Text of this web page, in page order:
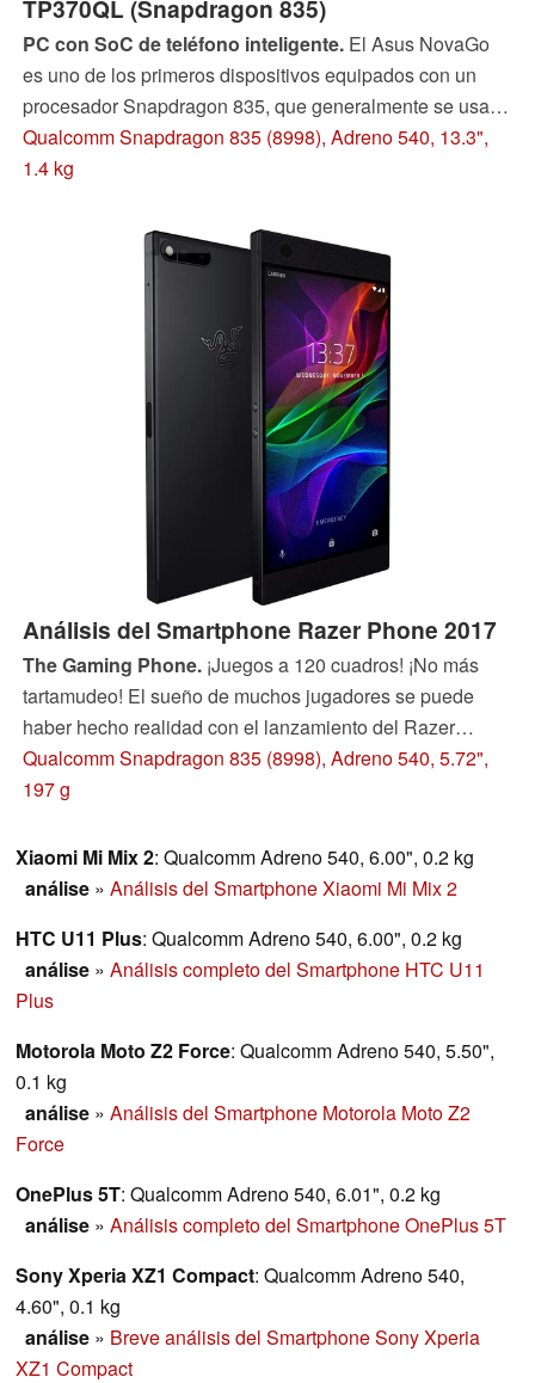
TP370QL (Snapdragon 835)
PC con SoC de teléfono inteligente. El Asus NovaGo
es uno de los primeros dispositivos equipados con un
procesador Snapdragon 835, que generalmente se usa
para teléfonos inteligentes y tabletas. Tenemos en
nuestras manos una muestra de pre-producción y
Windows y las tareas diarias.
Qualcomm Snapdragon 835 (8998), Adreno 540, 13.3",
1.4 kg
Análisis del Smartphone Razer Phone 2017
The Gaming Phone. ¡Juegos a 120 cuadros! ¡No más
tartamudeo! El sueño de muchos jugadores se puede
haber hecho realidad con el lanzamiento del Razer
Phone 2017. Nuestro análisis revelará si este teléfono
inteligente está hecho solo con los jugadores en mente y
Qualcomm Snapdragon 835 (8998), Adreno 540, 5.72",
197 g
Xiaomi Mi Mix 2: Qualcomm Adreno 540, 6.00", 0.2 kg
análise » Análisis del Smartphone Xiaomi Mi Mix 2
HTC U11 Plus: Qualcomm Adreno 540, 6.00", 0.2 kg
análise » Análisis completo del Smartphone HTC U11
Plus
Motorola Moto Z2 Force: Qualcomm Adreno 540, 5.50",
0.1 kg
análise » Análisis del Smartphone Motorola Moto Z2
Force
OnePlus 5T: Qualcomm Adreno 540, 6.01", 0.2 kg
análise » Análisis completo del Smartphone OnePlus 5T
Sony Xperia XZ1 Compact: Qualcomm Adreno 540,
4.60", 0.1 kg
análise » Breve análisis del Smartphone Sony Xperia
XZ1 Compact